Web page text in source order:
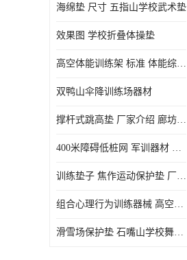
海绵垫 尺寸 五指山学校武术垫
效果图 学校折叠体操垫
高空体能训练架 标准 体能综合训练架
双鸭山伞降训练场器材
撑杆式跳高垫 厂家介绍 廊坊舞蹈室体操垫
400米障碍低桩网 军训器材 厂家实物图
训练垫子 焦作运动保护垫 厂家销售
组合心理行为训练器械 高空拓展训练架 守信厂家
滑雪场保护垫 石嘴山学校舞蹈垫